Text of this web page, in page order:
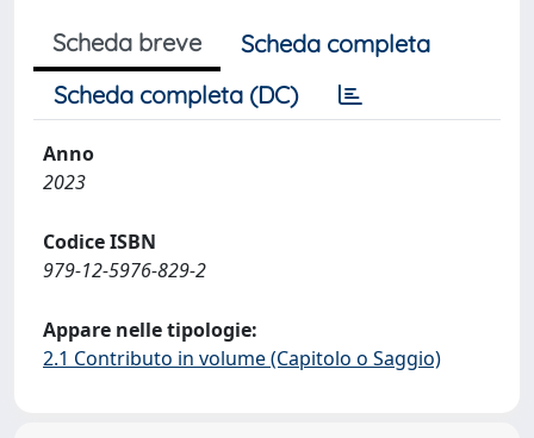
Scheda breve
Scheda completa
Scheda completa (DC)
Anno
2023
Codice ISBN
979-12-5976-829-2
Appare nelle tipologie:
2.1 Contributo in volume (Capitolo o Saggio)